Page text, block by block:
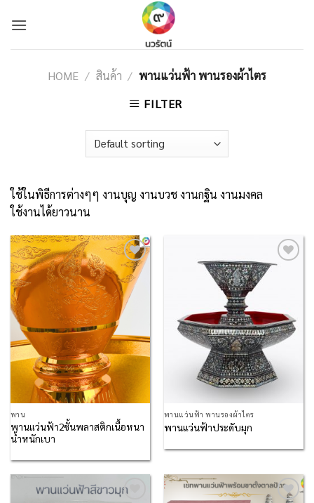
HOME / สินค้า / พานแว่นฟ้า พานรองผ้าไตร
FILTER
ใช้ในพิธีการต่างๆๆ งานบุญ งานบวช งานกฐิน งานมงคล
ใช้งานได้ยาวนาน
Add to
Wishlist
พาน
พานแว่นฟ้า2ชั้นพลาสติกเนื้อหนา
น้ำหนักเบา
พานแว่นฟ้า พานรองผ้าไตร
พานแว่นฟ้าประดับมุก